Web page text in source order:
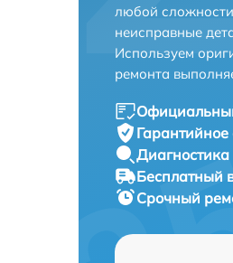
любой
неисправные
Используем
ремонта
Диагностика
Бесплатный
Срочный